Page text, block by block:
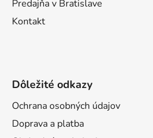
Predajňa v Bratislave
Kontakt
Dôležité odkazy
Ochrana osobných údajov
Doprava a platba